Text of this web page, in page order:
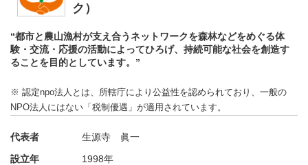
ク）
“都市と農山漁村が支え合うネットワークを森林などをめぐる体
験・交流・応援の活動によってひろげ、持続可能な社会を創造す
ることを目的としています。”
※ 認定npo法人とは、所轄庁により公益性を認められており、一般の
NPO法人にはない「税制優遇」が適用されています。
代表者
生源寺 眞一
設立年
1998年